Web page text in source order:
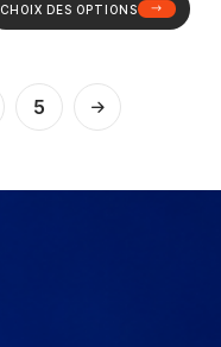
CHOIX DES OPTIONS
5